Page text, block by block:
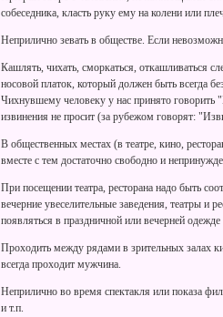
собеседника, класть руку ему на колени или
Неприлично зевать в обществе. Если
Кашлять, чихать, сморкаться, откашливаться
носовой платок, который должен быть всегда
Чихнувшему человеку у нас принято
извинения не просит (за рубежом говорят:
В общественных местах (в театре, кино,
вместе с тем достаточно свободно и
При посещении театра, ресторана надо быть
вечерние увеселительные заведения, театры и
появляться в праздничной или вечерней
Проходить между рядами в зрительных залах
всегда проходит мужчина.
Неприлично во время спектакля или показа
и т.п.